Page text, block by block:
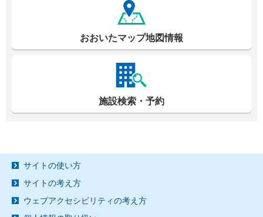
おおいたマップ地図情報
施設検索・予約
サイトの使い方
サイトの考え方
ウェブアクセシビリティの考え方